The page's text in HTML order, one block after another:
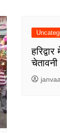
चेतावनी